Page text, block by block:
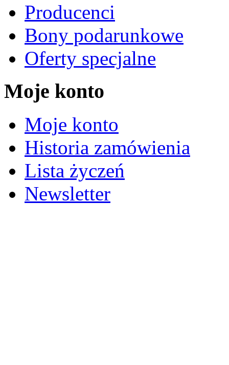
Producenci
Bony podarunkowe
Oferty specjalne
Moje konto
Moje konto
Historia zamówienia
Lista życzeń
Newsletter